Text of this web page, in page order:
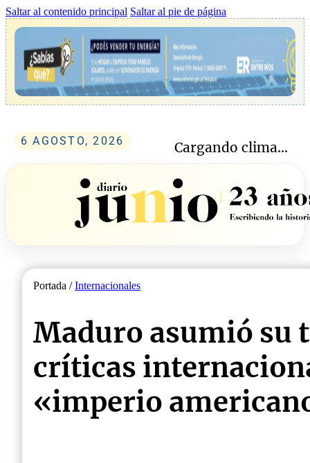
Saltar al contenido principal Saltar al pie de página
6 AGOSTO, 2026 Cargando clima...
Portada /Internacionales
Maduro asumió su
críticas
«imperio